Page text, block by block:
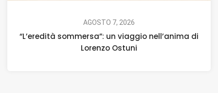
AGOSTO 7, 2026
“L’eredità sommersa”: un viaggio nell’anima di
Lorenzo Ostuni